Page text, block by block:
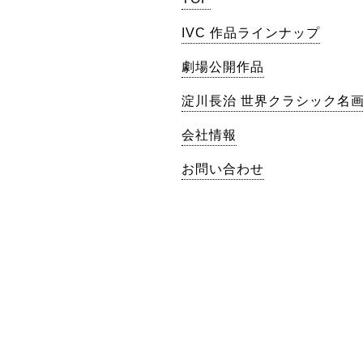
IVC 作品ラインナップ
劇場公開作品
淀川長治 世界クラシック名
会社情報
お問い合わせ